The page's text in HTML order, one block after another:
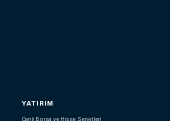
YATIRIM
Canlı Borsa ve Hisse Senetleri